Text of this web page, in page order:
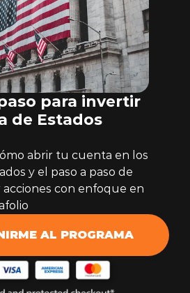
para invertir
de Estados
abrir tu cuenta en los
y el paso a paso de
con enfoque en
AL PROGRAMA